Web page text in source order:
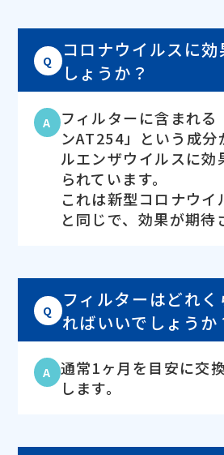
Q
コロナウイルスに
しょうか？
A
フィルターに含まれる
ンAT254」という成分
ルエンザウイルスに効
られています。
これは新型コロナウイ
と同じで、効果が期待
Q
フィルターはどれ
ればいいでしょうか
A
通常1ヶ月を目安に交
します。